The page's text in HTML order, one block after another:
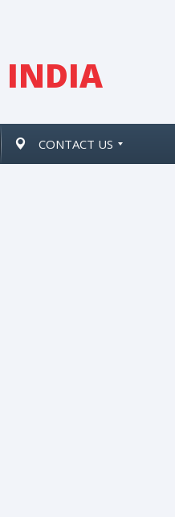
INDIA
CONTACT US